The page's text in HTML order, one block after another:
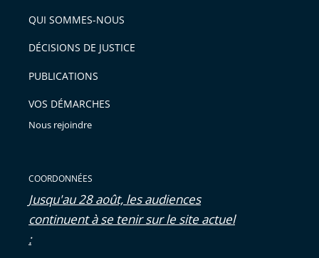
arriver
après
l'article
pour
avant
QUI SOMMES-NOUS
DÉCISIONS DE JUSTICE
PUBLICATIONS
VOS DÉMARCHES
Nous rejoindre
COORDONNÉES
Jusqu'au 28 août, les audiences
continuent à se tenir sur le site actuel
: